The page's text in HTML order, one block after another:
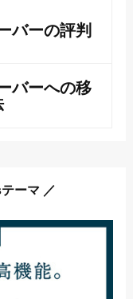
バーの評判
バーへの移
ーマ ／